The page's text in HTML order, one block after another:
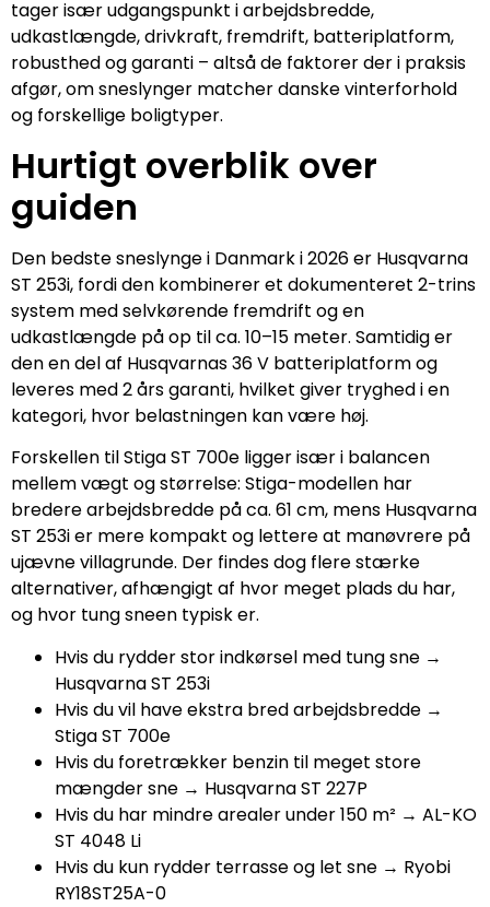
tager især udgangspunkt i arbejdsbredde,
udkastlængde, drivkraft, fremdrift, batteriplatform,
robusthed og garanti – altså de faktorer der i praksis
afgør, om sneslynger matcher danske vinterforhold
og forskellige boligtyper.
Hurtigt overblik over
guiden
Den bedste sneslynge i Danmark i 2026 er Husqvarna
ST 253i, fordi den kombinerer et dokumenteret 2-trins
system med selvkørende fremdrift og en
udkastlængde på op til ca. 10–15 meter. Samtidig er
den en del af Husqvarnas 36 V batteriplatform og
leveres med 2 års garanti, hvilket giver tryghed i en
kategori, hvor belastningen kan være høj.
Forskellen til Stiga ST 700e ligger især i balancen
mellem vægt og størrelse: Stiga-modellen har
bredere arbejdsbredde på ca. 61 cm, mens Husqvarna
ST 253i er mere kompakt og lettere at manøvrere på
ujævne villagrunde. Der findes dog flere stærke
alternativer, afhængigt af hvor meget plads du har,
og hvor tung sneen typisk er.
Hvis du rydder stor indkørsel med tung sne →
Husqvarna ST 253i
Hvis du vil have ekstra bred arbejdsbredde →
Stiga ST 700e
Hvis du foretrækker benzin til meget store
mængder sne → Husqvarna ST 227P
Hvis du har mindre arealer under 150 m² → AL-KO
ST 4048 Li
Hvis du kun rydder terrasse og let sne → Ryobi
RY18ST25A-0